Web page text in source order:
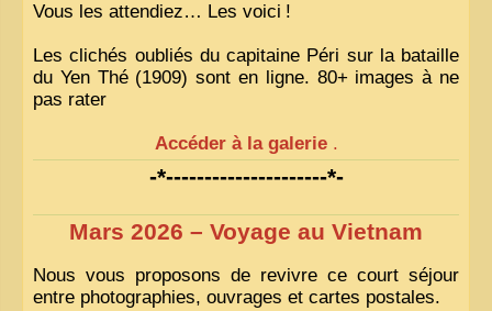
Vous les attendiez… Les voici !
Les clichés oubliés du capitaine Péri sur la bataille
du Yen Thé (1909) sont en ligne. 80+ images à ne
pas rater
Accéder à la galerie .
-*---------------------*-
Mars 2026 – Voyage au Vietnam
Nous vous proposons de revivre ce court séjour
entre photographies, ouvrages et cartes postales.